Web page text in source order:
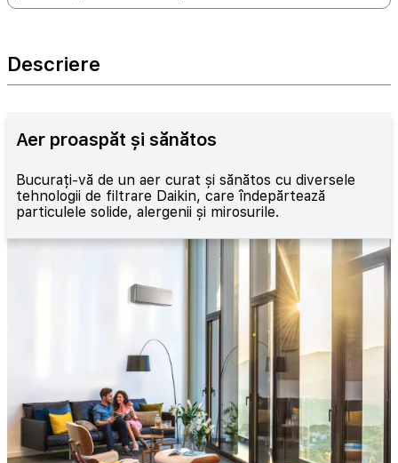
Descriere
Aer proaspăt și sănătos
Bucurați-vă de un aer curat și sănătos cu diversele
tehnologii de filtrare Daikin, care îndepărtează
particulele solide, alergenii și mirosurile.